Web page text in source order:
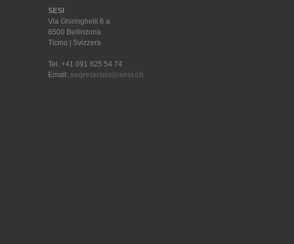
SESI
Via Ghiringhelli 6 a
6500 Bellinzona
Ticino | Svizzera
Tel. +41 091 825 54 74
Email: segretariato@sesi.ch